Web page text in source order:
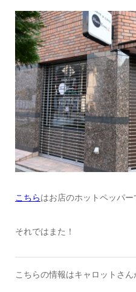
こちらはお店のホットペッパー
それではまた！
こちらの情報はキャロットさん